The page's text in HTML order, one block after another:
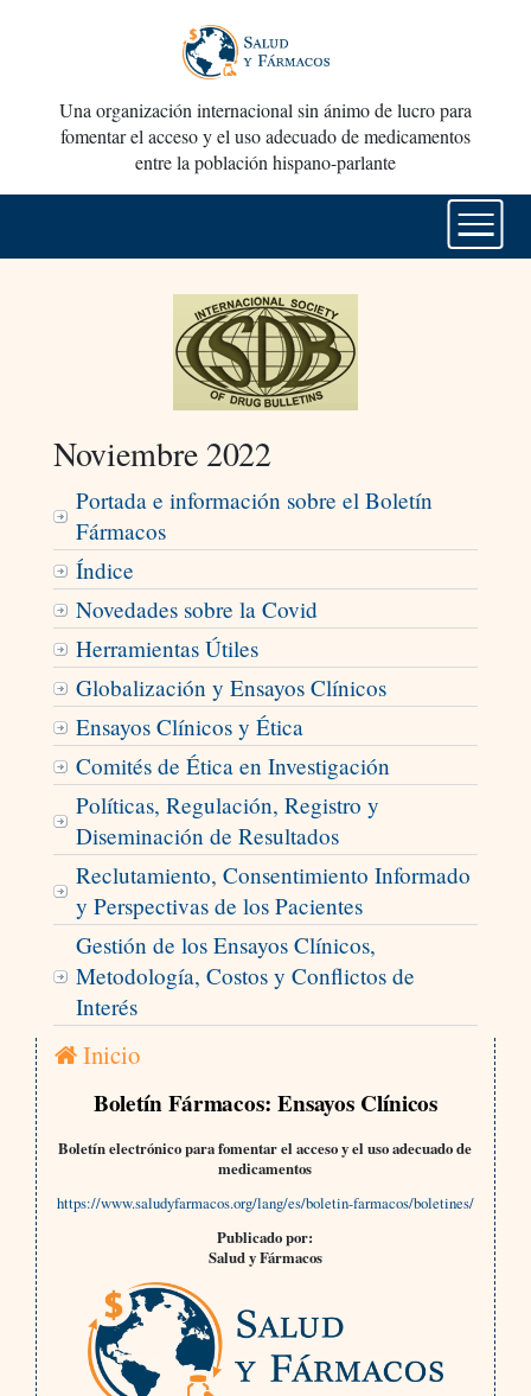
Una organización internacional sin ánimo de lucro para
fomentar el acceso y el uso adecuado de medicamentos
entre la población hispano-parlante
Noviembre 2022
Portada e información sobre el Boletín
Fármacos
Índice
Novedades sobre la Covid
Herramientas Útiles
Globalización y Ensayos Clínicos
Ensayos Clínicos y Ética
Comités de Ética en Investigación
Políticas, Regulación, Registro y
Diseminación de Resultados
Reclutamiento, Consentimiento Informado
y Perspectivas de los Pacientes
Gestión de los Ensayos Clínicos,
Metodología, Costos y Conflictos de
Interés
Inicio
Boletín Fármacos: Ensayos Clínicos
Boletín electrónico para fomentar el acceso y el uso adecuado de
medicamentos
https://www.saludyfarmacos.org/lang/es/boletin-farmacos/boletines/
Publicado por:
Salud y Fármacos